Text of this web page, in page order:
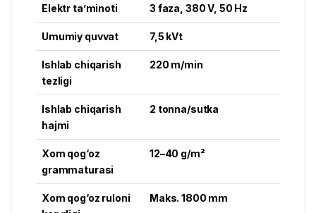
Elektr ta’minoti 3 faza, 380 V, 50 Hz
Umumiy quvvat 7,5 kVt
Ishlab chiqarish
tezligi
220 m/min
Ishlab chiqarish
hajmi
2 tonna/sutka
Xom qog‘oz
grammaturasi
12–40 g/m²
Xom qog‘oz ruloni
Maks. 1800 mm